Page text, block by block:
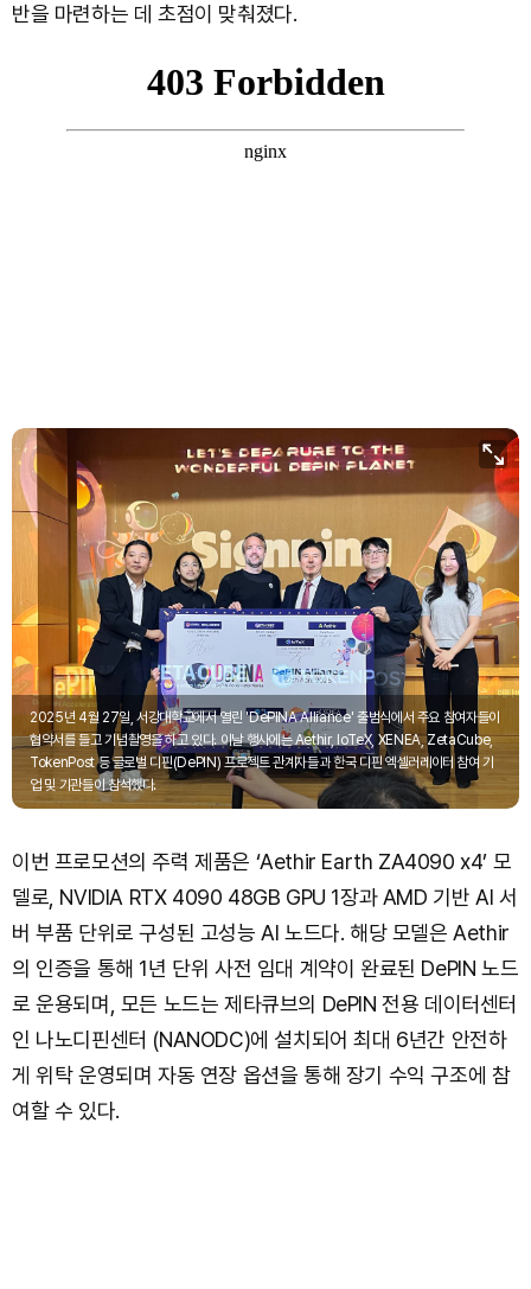
반을 마련하는 데 초점이 맞춰졌다.
2025년 4월 27일, 서강대학교에서 열린 'DePINA Alliance' 출범식에서 주요 참여자들이
협약서를 들고 기념촬영을 하고 있다. 이날 행사에는 Aethir, IoTeX, XENEA, ZetaCube,
TokenPost 등 글로벌 디핀(DePIN) 프로젝트 관계자들과 한국 디핀 엑셀러레이터 참여 기
업 및 기관들이 참석했다.
이번 프로모션의 주력 제품은 ‘Aethir Earth ZA4090 x4’ 모
델로, NVIDIA RTX 4090 48GB GPU 1장과 AMD 기반 AI 서
버 부품 단위로 구성된 고성능 AI 노드다. 해당 모델은 Aethir
의 인증을 통해 1년 단위 사전 임대 계약이 완료된 DePIN 노드
로 운용되며, 모든 노드는 제타큐브의 DePIN 전용 데이터센터
인 나노디핀센터 (NANODC)에 설치되어 최대 6년간 안전하
게 위탁 운영되며 자동 연장 옵션을 통해 장기 수익 구조에 참
여할 수 있다.